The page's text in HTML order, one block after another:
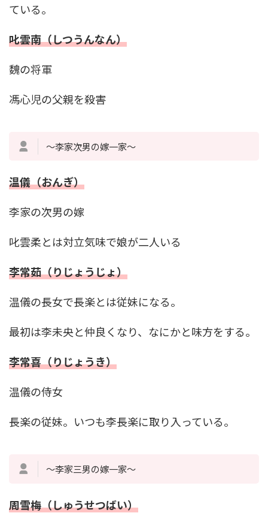
ている。
叱雲南（しつうんなん）
魏の将軍
馮心児の父親を殺害
～李家次男の嫁一家～
温儀（おんぎ）
李家の次男の嫁
叱雲柔とは対立気味で娘が二人いる
李常茹（りじょうじょ）
温儀の長女で長楽とは従妹になる。
最初は李未央と仲良くなり、なにかと味方をする。
李常喜（りじょうき）
温儀の侍女
長楽の従妹。いつも李長楽に取り入っている。
～李家三男の嫁一家～
周雪梅（しゅうせつばい）